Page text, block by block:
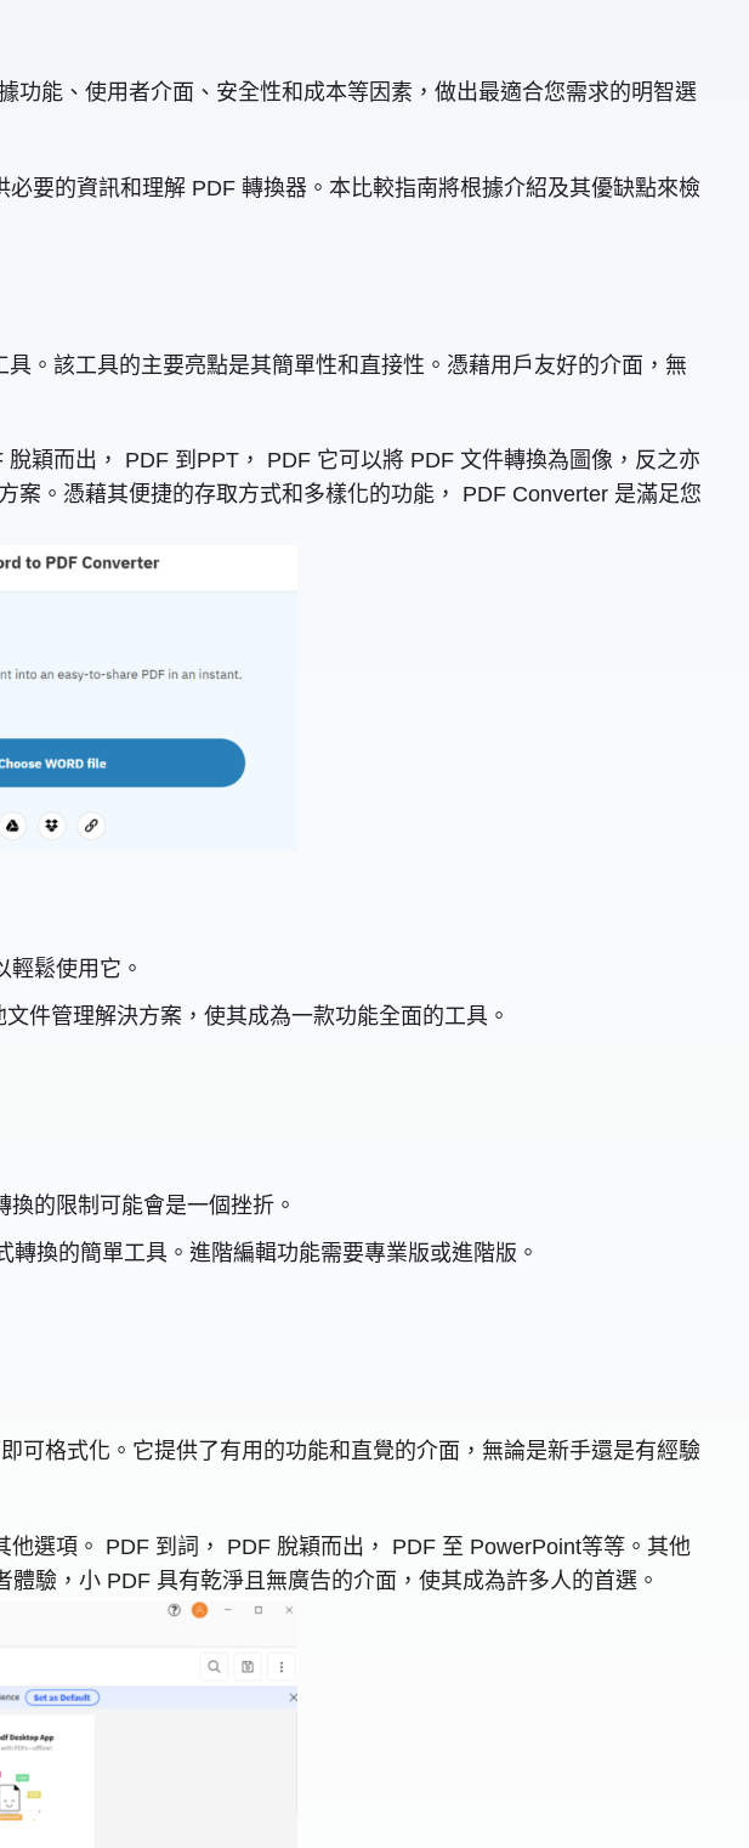
能、使用者介面、安全性和成本等因素，做出最適合您需求的明智選
要的資訊和理解 PDF 轉換器。本比較指南將根據介紹及其優缺點來檢
。該工具的主要亮點是其簡單性和直接性。憑藉用戶友好的介面，無
穎而出， PDF 到PPT， PDF 它可以將 PDF 文件轉換為圖像，反之亦
。憑藉其便捷的存取方式和多樣化的功能， PDF Converter 是滿足您
鬆使用它。
件管理解決方案，使其成為一款功能全面的工具。
的限制可能會是一個挫折。
換的簡單工具。進階編輯功能需要專業版或進階版。
可格式化。它提供了有用的功能和直覺的介面，無論是新手還是有經驗
選項。 PDF 到詞， PDF 脫穎而出， PDF 至 PowerPoint等等。其他
驗，小 PDF 具有乾淨且無廣告的介面，使其成為許多人的首選。